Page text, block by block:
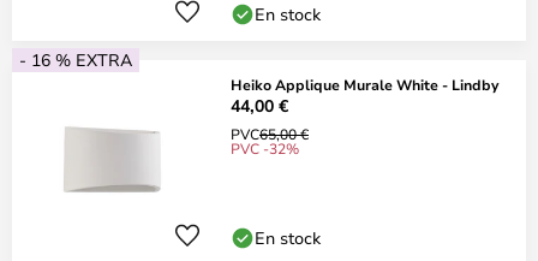
En stock
- 16 % EXTRA
Heiko Applique Murale White - Lindby
44,00 €
PVC65,00 €
PVC -32%
En stock